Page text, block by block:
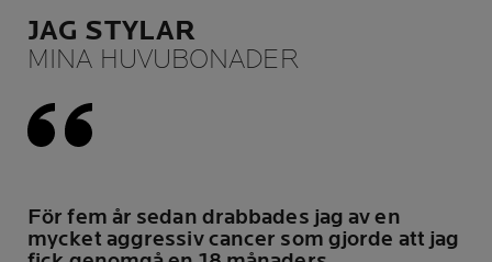
JAG STYLAR
MINA HUVUBONADER
För fem år sedan drabbades jag av en
mycket aggressiv cancer som gjorde att jag